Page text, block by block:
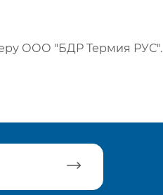
ООО "БДР Термия РУС".